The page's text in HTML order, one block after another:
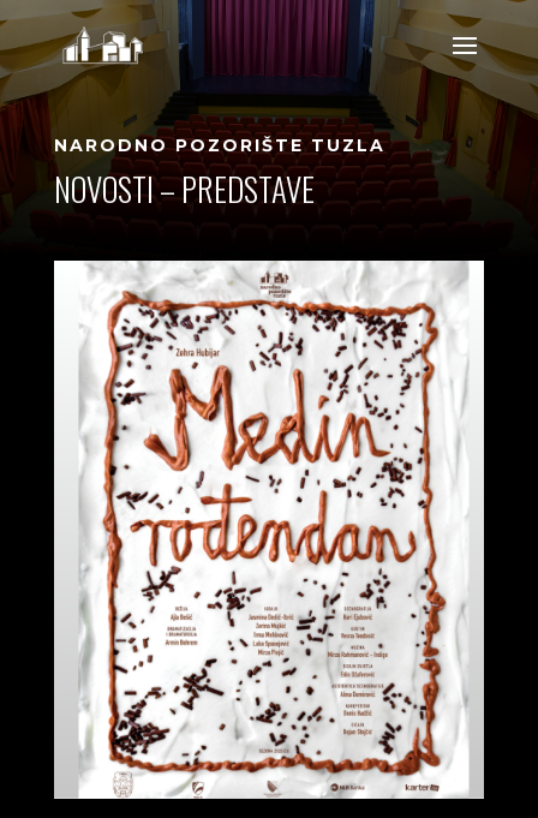
NARODNO POZORIŠTE TUZLA
NOVOSTI – PREDSTAVE